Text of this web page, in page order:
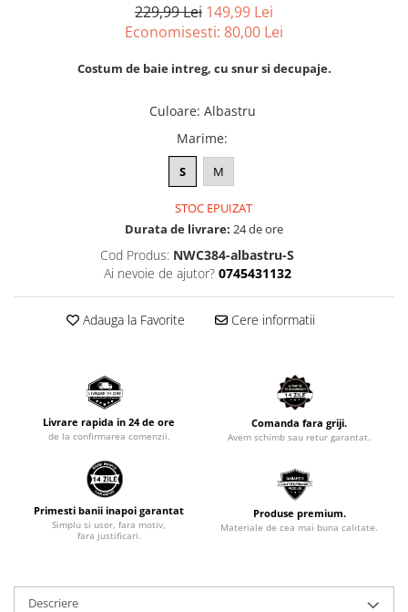
229,99 Lei 149,99 Lei
Economisesti: 80,00 Lei
Costum de baie intreg, cu snur si decupaje.
Culoare: Albastru
Marime:
S M
STOC EPUIZAT
Durata de livrare: 24 de ore
Cod Produs: NWC384-albastru-S
Ai nevoie de ajutor? 0745431132
Adauga la Favorite Cere informatii
Livrare rapida in 24 de ore
de la confirmarea comenzii.
Comanda fara griji.
Avem schimb sau retur garantat.
Primesti banii inapoi garantat
Simplu si usor, fara motiv,
fara justificari.
Produse premium.
Materiale de cea mai buna calitate.
Descriere